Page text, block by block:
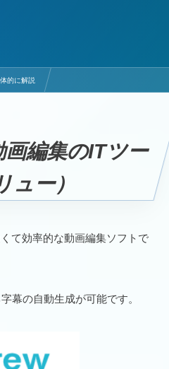
的に解説
編集のITツー
ュー）
て効率的な動画編集ソフトで
幕の自動生成が可能です。